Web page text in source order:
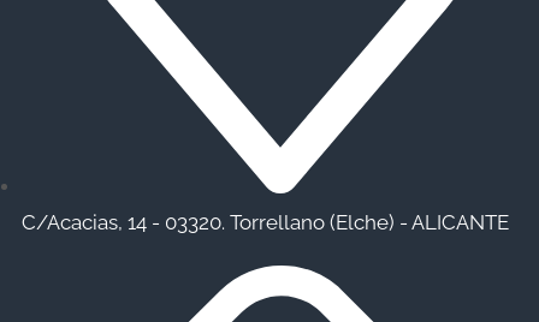
C/Acacias, 14 - 03320. Torrellano (Elche) - ALICANTE